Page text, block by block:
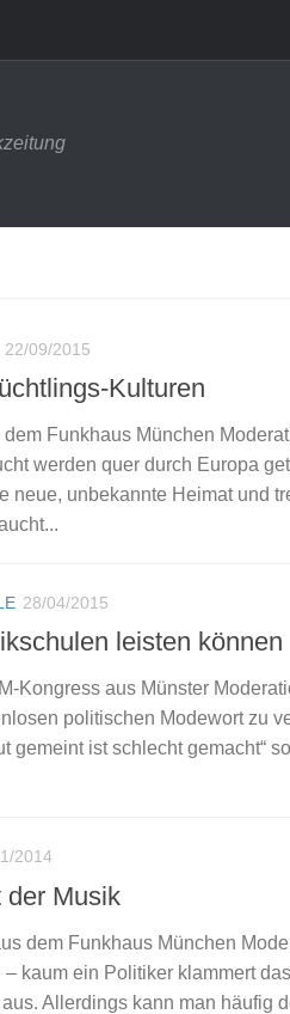
22/09/2015
Kulturen
Funkhaus München
werden quer durch Europa
neue, unbekannte Heimat und
28/04/2015
leisten können
Kongress aus Münster
politischen Modewort zu
gemeint ist schlecht gemacht“
2014
der Musik
dem Funkhaus München
kaum ein Politiker klammert
Allerdings kann man häufig